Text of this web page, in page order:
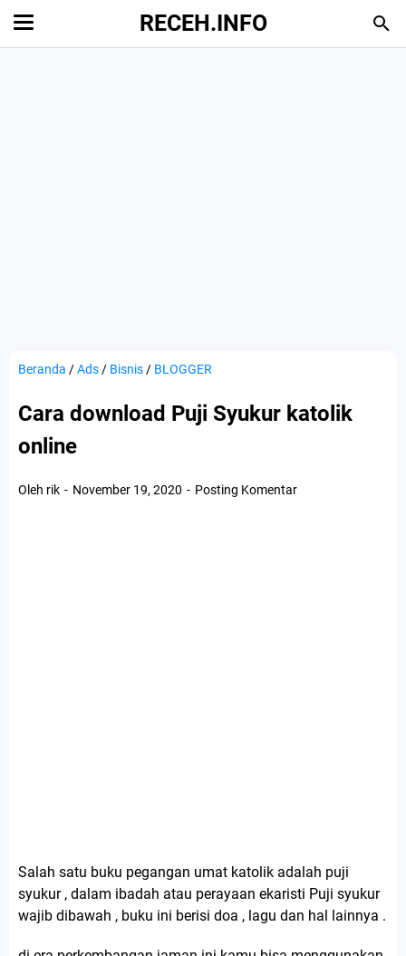
RECEH.INFO
Beranda /Ads / Bisnis / BLOGGER
Cara download Puji Syukur katolik
online
Oleh rik November 19, 2020 Posting Komentar
Salah satu buku pegangan umat katolik adalah puji
syukur , dalam ibadah atau perayaan ekaristi Puji syukur
wajib dibawah , buku ini berisi doa , lagu dan hal lainnya .